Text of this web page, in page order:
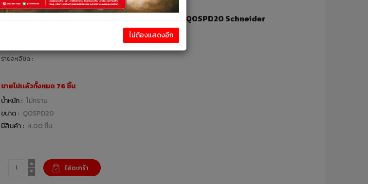
Breaker กันฟ้าผ่า 1P SURGE PROTECTION DEVICE QOSPD20 Schneider
รายละเอียด :
ขายไปเเล้วทั้งหมด 76 ชิ้น
น้ำหนัก : ไม่ทราบ
ขนาด : QOSPD20
มีสินค้า : 4.00 ชิ้น
ไม่ต้องแสดงอีก